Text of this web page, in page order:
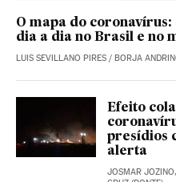
O mapa do coronavírus:
dia a dia no Brasil e no
LUIS SEVILLANO PIRES / BORJA
Efeito
presídios
alerta
JOSMAR